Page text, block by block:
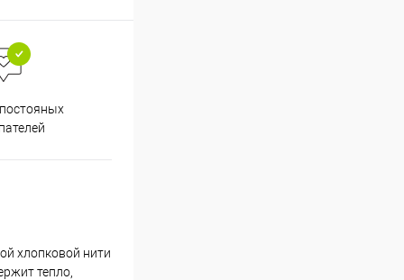
хлопковой нити
тепло,